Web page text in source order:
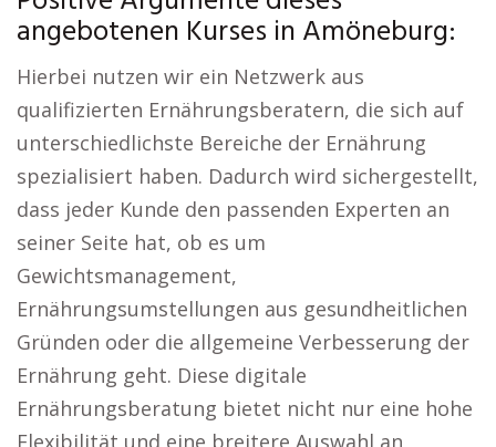
angebotenen Kurses in Amöneburg:
Hierbei nutzen wir ein Netzwerk aus
qualifizierten Ernährungsberatern, die sich auf
unterschiedlichste Bereiche der Ernährung
spezialisiert haben. Dadurch wird sichergestellt,
dass jeder Kunde den passenden Experten an
seiner Seite hat, ob es um
Gewichtsmanagement,
Ernährungsumstellungen aus gesundheitlichen
Gründen oder die allgemeine Verbesserung der
Ernährung geht. Diese digitale
Ernährungsberatung bietet nicht nur eine hohe
Flexibilität und eine breitere Auswahl an